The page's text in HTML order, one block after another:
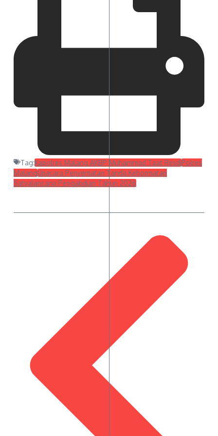
Tag:Kapolres Malang AKBP Muhammad Taat ResdiPolres
MalangUpacara Penyematan Tanda Kehormatan
Satyalancana Pengabdian Tahun 2026